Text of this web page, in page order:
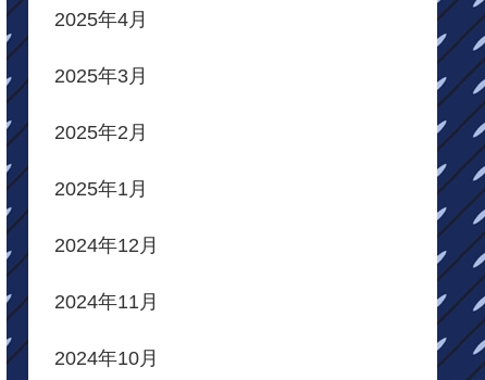
2025年4月
2025年3月
2025年2月
2025年1月
2024年12月
2024年11月
2024年10月